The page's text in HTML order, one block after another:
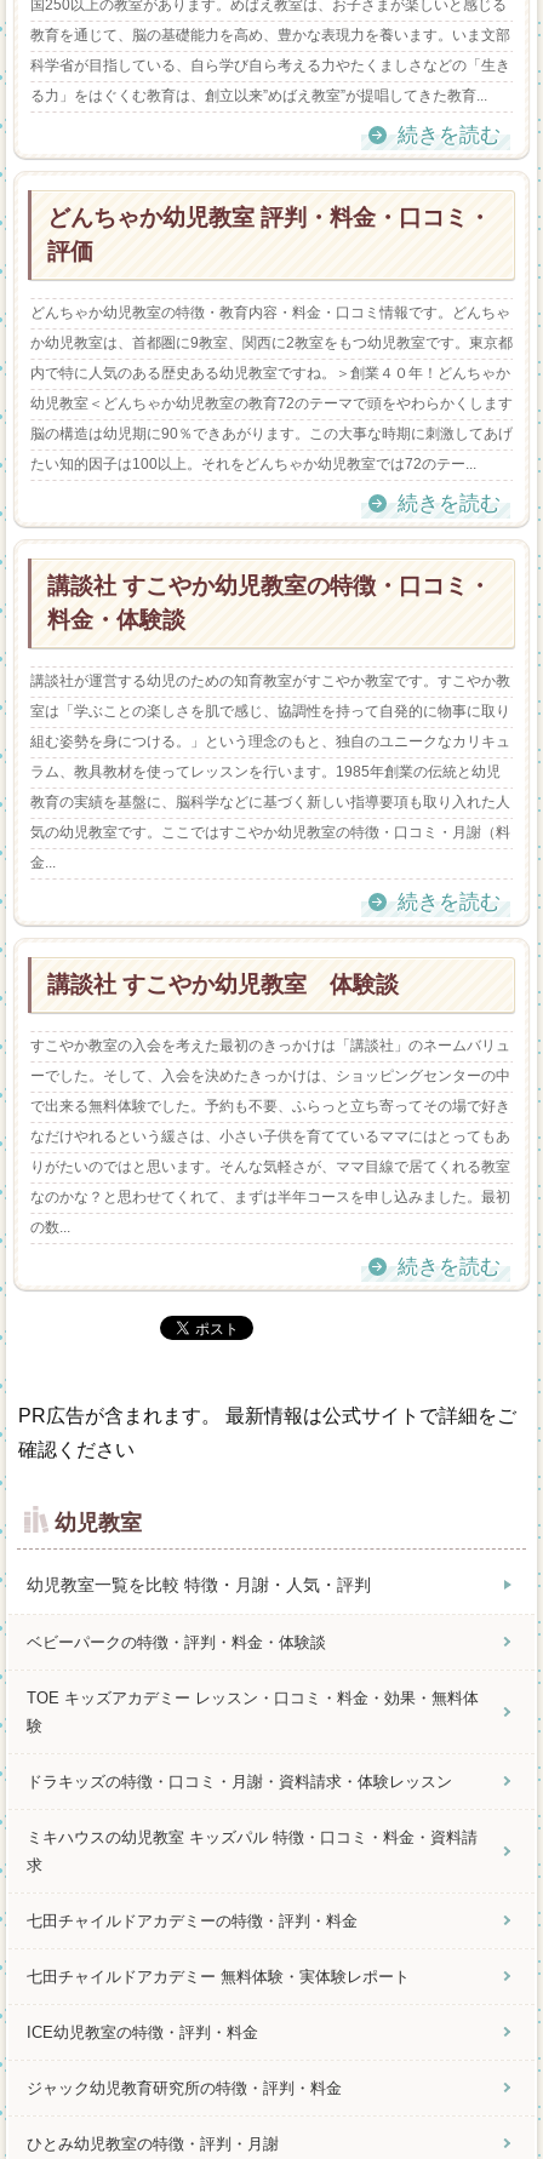
国250以上の教室があります。めばえ教室は、お子さまが楽しいと感じる
教育を通じて、脳の基礎能力を高め、豊かな表現力を養います。いま文部
科学省が目指している、自ら学び自ら考える力やたくましさなどの「生き
る力」をはぐくむ教育は、創立以来”めばえ教室”が提唱してきた教育...
続きを読む
どんちゃか幼児教室 評判・料金・口コミ・
評価
どんちゃか幼児教室の特徴・教育内容・料金・口コミ情報です。どんちゃ
か幼児教室は、首都圏に9教室、関西に2教室をもつ幼児教室です。東京都
内で特に人気のある歴史ある幼児教室ですね。＞創業４０年！どんちゃか
幼児教室＜どんちゃか幼児教室の教育72のテーマで頭をやわらかくします
脳の構造は幼児期に90％できあがります。この大事な時期に刺激してあげ
たい知的因子は100以上。それをどんちゃか幼児教室では72のテー...
続きを読む
講談社 すこやか幼児教室の特徴・口コミ・
料金・体験談
講談社が運営する幼児のための知育教室がすこやか教室です。すこやか教
室は「学ぶことの楽しさを肌で感じ、協調性を持って自発的に物事に取り
組む姿勢を身につける。」という理念のもと、独自のユニークなカリキュ
ラム、教具教材を使ってレッスンを行います。1985年創業の伝統と幼児
教育の実績を基盤に、脳科学などに基づく新しい指導要項も取り入れた人
気の幼児教室です。ここではすこやか幼児教室の特徴・口コミ・月謝（料
金...
続きを読む
講談社 すこやか幼児教室 体験談
すこやか教室の入会を考えた最初のきっかけは「講談社」のネームバリュ
ーでした。そして、入会を決めたきっかけは、ショッピングセンターの中
で出来る無料体験でした。予約も不要、ふらっと立ち寄ってその場で好き
なだけやれるという緩さは、小さい子供を育てているママにはとってもあ
りがたいのではと思います。そんな気軽さが、ママ目線で居てくれる教室
なのかな？と思わせてくれて、まずは半年コースを申し込みました。最初
の数...
続きを読む
PR広告が含まれます。 最新情報は公式サイトで詳細をご
確認ください
幼児教室
幼児教室一覧を比較 特徴・月謝・人気・評判
ベビーパークの特徴・評判・料金・体験談
TOE キッズアカデミー レッスン・口コミ・料金・効果・無料体
験
ドラキッズの特徴・口コミ・月謝・資料請求・体験レッスン
ミキハウスの幼児教室 キッズパル 特徴・口コミ・料金・資料請
求
七田チャイルドアカデミーの特徴・評判・料金
七田チャイルドアカデミー 無料体験・実体験レポート
ICE幼児教室の特徴・評判・料金
ジャック幼児教育研究所の特徴・評判・料金
ひとみ幼児教室の特徴・評判・月謝